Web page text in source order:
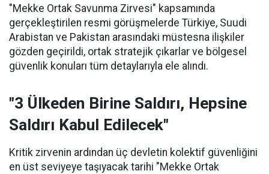
"Mekke Ortak Savunma Zirvesi" kapsamında
gerçekleştirilen resmi görüşmelerde Türkiye, Suudi
Arabistan ve Pakistan arasındaki müstesna ilişkiler
gözden geçirildi, ortak stratejik çıkarlar ve bölgesel
güvenlik konuları tüm detaylarıyla ele alındı.
"3 Ülkeden Birine Saldırı, Hepsine
Saldırı Kabul Edilecek"
Kritik zirvenin ardından üç devletin kolektif güvenliğini
en üst seviyeye taşıyacak tarihi "Mekke Ortak